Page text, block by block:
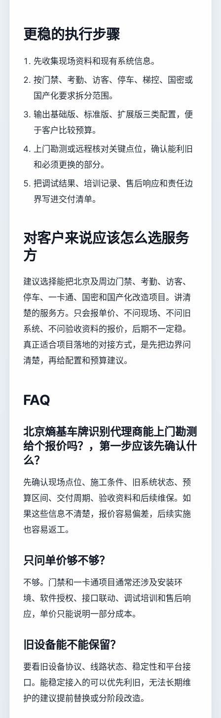
更稳的执行步骤
先收集现场资料和现有系统信息。
按门禁、考勤、访客、停车、梯控、国密或
国产化要求拆分范围。
输出基础版、标准版、扩展版三类配置，便
于客户比较预算。
上门勘测或远程核对关键点位，确认能利旧
和必须更换的部分。
把调试结果、培训记录、售后响应和责任边
界写进交付清单。
对客户来说应该怎么选服务
方
建议选择能把北京及周边门禁、考勤、访客、
停车、一卡通、国密和国产化改造项目。讲清
楚的服务方。只会报单价、不问现场、不问旧
系统、不问验收资料的报价，后期不一定稳。
真正适合项目落地的对接方式，是先把边界问
清楚，再给配置和预算建议。
FAQ
北京熵基车牌识别代理商能上门勘测
给个报价吗？，第一步应该先确认什
么？
先确认现场点位、施工条件、旧系统状态、预
算区间、交付周期、验收资料和后续维保。如
果这些信息不清楚，报价容易偏差，后续实施
也容易返工。
只问单价够不够？
不够。门禁和一卡通项目通常还涉及安装环
境、软件授权、接口联动、调试培训和售后响
应，单价只能说明一部分成本。
旧设备能不能保留？
要看旧设备协议、线路状态、稳定性和平台接
口。能稳定接入的可以优先利旧，无法长期维
护的建议提前替换或分阶段改造。